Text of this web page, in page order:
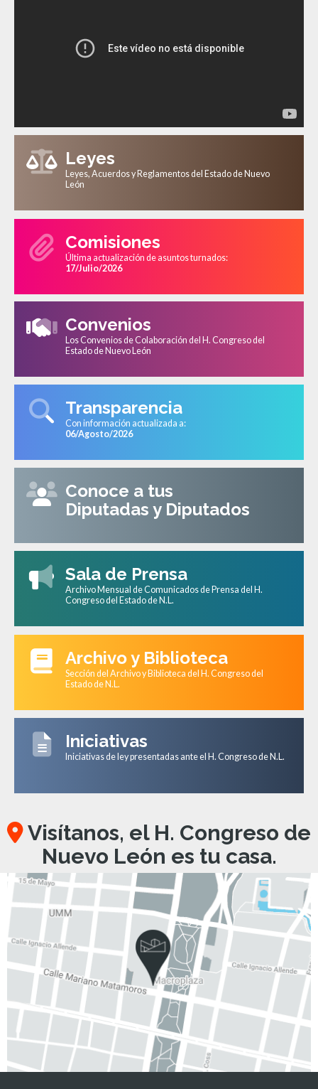
Leyes
Leyes, Acuerdos y Reglamentos del Estado de Nuevo
León
Comisiones
Última actualización de asuntos turnados:
17/Julio/2026
Convenios
Los Convenios de Colaboración del H. Congreso del
Estado de Nuevo León
Transparencia
Con información actualizada a:
06/Agosto/2026
Conoce a tus
Diputadas y Diputados
Sala de Prensa
Archivo Mensual de Comunicados de Prensa del H.
Congreso del Estado de N.L.
Archivo y Biblioteca
Sección del Archivo y Biblioteca del H. Congreso del
Estado de N.L.
Iniciativas
Iniciativas de ley presentadas ante el H. Congreso de N.L.
Visítanos, el H. Congreso de
Nuevo León es tu casa.